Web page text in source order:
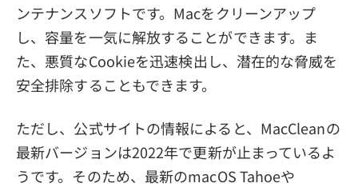
ンテナンスソフトです。Macをクリーンアップ
し、容量を一気に解放することができます。ま
た、悪質なCookieを迅速検出し、潜在的な脅威を
安全排除することもできます。
ただし、公式サイトの情報によると、MacCleanの
最新バージョンは2022年で更新が止まっているよ
うです。そのため、最新のmacOS Tahoeや